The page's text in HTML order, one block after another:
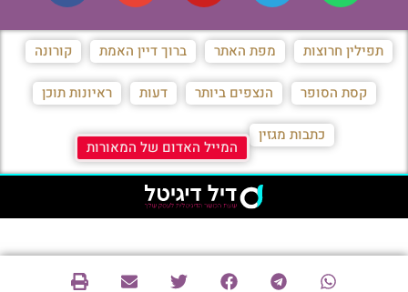
תפילין חרוצות מפת האתר ברוך דיין האמת קורונה
קסת הסופר הנצפים ביותר דעות ראיונות תוכן
כתבות מגזין
המייל האדום של המאורות